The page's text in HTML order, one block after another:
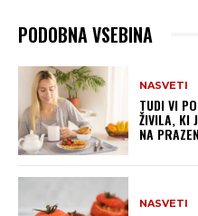
PODOBNA VSEBINA
NASVETI
TUDI VI
ŽIVILA, KI
NA
NASVETI